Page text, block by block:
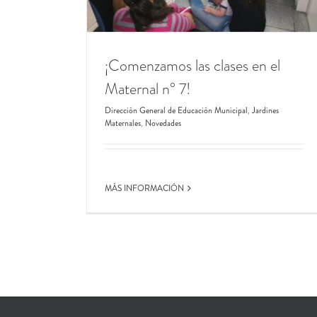
¡Comenzamos las clases en el
Maternal n° 7!
Dirección General de Educación Municipal, Jardines
Maternales, Novedades
MÁS INFORMACIÓN